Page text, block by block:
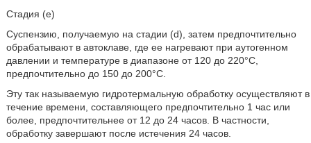
Стадия (е)
Суспензию, получаемую на стадии (d), затем предпочтительно
обрабатывают в автоклаве, где ее нагревают при аутогенном
давлении и температуре в диапазоне от 120 до 220°С,
предпочтительно до 150 до 200°С.
Эту так называемую гидротермальную обработку осуществляют в
течение времени, составляющего предпочтительно 1 час или
более, предпочтительнее от 12 до 24 часов. В частности,
обработку завершают после истечения 24 часов.